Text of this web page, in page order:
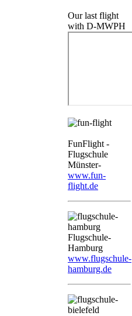
Our last flight
with D-MWPH
FunFlight -
Flugschule
Münster-
www.fun-
flight.de
Flugschule-
Hamburg
www.flugschule-
hamburg.de